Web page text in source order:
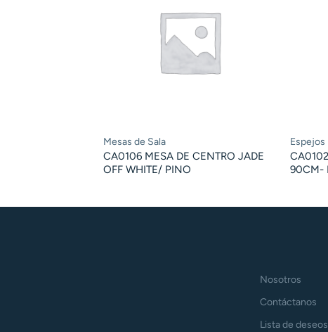
Mesas de Sala
CA0106 MESA DE CENTRO JADE
OFF WHITE/ PINO
Espejos
90CM-
Nosotros
Contáctanos
Lista de deseos